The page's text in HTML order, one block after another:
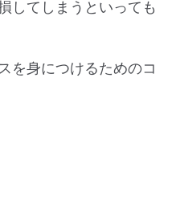
してしまうといっても
を身につけるためのコ